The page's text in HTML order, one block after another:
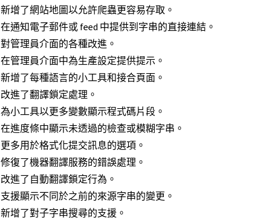
新增了網站地圖以允許爬蟲更容易存取。
在通知電子郵件或 feed 中提供到字串的直接連結。
對管理員介面的各種改進。
在管理員介面中為生產設定提供提示。
新增了每種語言的小工具和接合頁面。
改進了翻譯鎖定處理。
為小工具以更多變數顯示程式碼片段。
在進度條中顯示未透過的檢查或模糊字串。
更多用於格式化提交訊息的選項。
修復了機器翻譯服務的錯誤處理。
改進了自動翻譯鎖定行為。
支援顯示不同於之前的來源字串的變更。
新增了對子字串搜尋的支援。